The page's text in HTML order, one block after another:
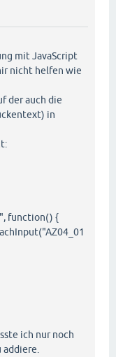
mit JavaScript
nicht helfen wie
der auch die
in
function() {
ich nur noch